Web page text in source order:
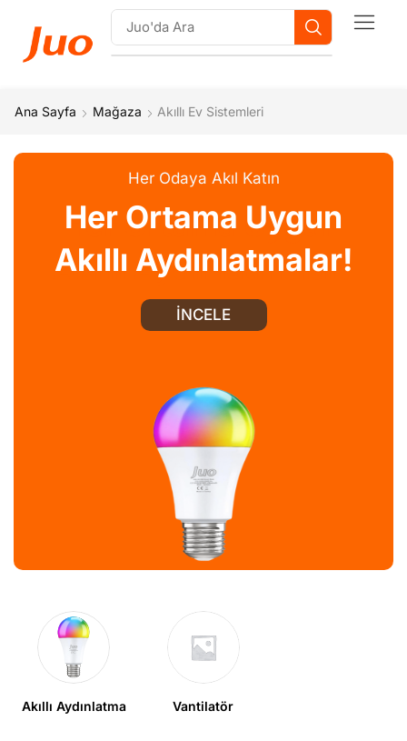
Ana Sayfa Mağaza Akıllı Ev Sistemleri
Her Odaya Akıl Katın​
Her Ortama Uygun
Akıllı Aydınlatmalar!
İNCELE
Akıllı Aydınlatma Vantilatör